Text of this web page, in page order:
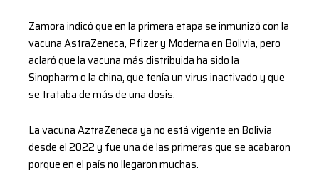
Zamora indicó que en la primera etapa se inmunizó con la
vacuna AstraZeneca, Pfizer y Moderna en Bolivia, pero
aclaró que la vacuna más distribuida ha sido la
Sinopharm o la china, que tenía un virus inactivado y que
se trataba de más de una dosis.
La vacuna AztraZeneca ya no está vigente en Bolivia
desde el 2022 y fue una de las primeras que se acabaron
porque en el país no llegaron muchas.